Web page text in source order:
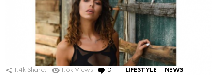
1.4k Shares 1.6k Views 0 Comments
LIFESTYLE NEWS